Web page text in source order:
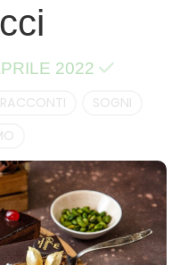
2022
RACCONTI
SOGNI